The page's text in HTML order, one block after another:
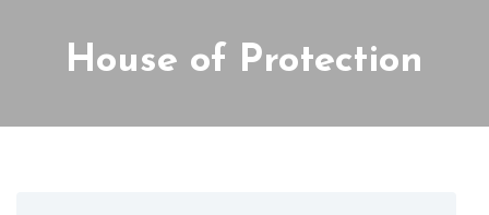
House of Protection